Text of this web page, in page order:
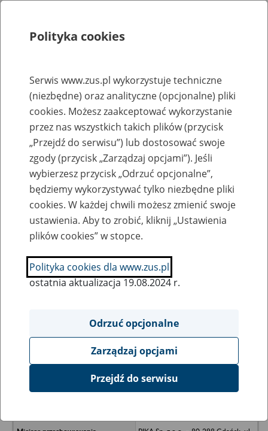
Rejestry, ewidencje i archiwa
Baza zlikwidowanych lub
przekształconych zakładów pracy
Nazwa zakładu pracy:
SZUKAJ
Ukryj wszystkie pozycje bazy
AGMOR Agencja Promocji Kadr
Polityka cookies
Serwis www.zus.pl wykorzystuje techniczne
(niezbędne) oraz analityczne (opcjonalne) pliki
cookies. Możesz zaakceptować wykorzystanie
przez nas wszystkich takich plików (przycisk
„Przejdź do serwisu”) lub dostosować swoje
zgody (przycisk „Zarządzaj opcjami”). Jeśli
wybierzesz przycisk „Odrzuć opcjonalne”,
będziemy wykorzystywać tylko niezbędne pliki
cookies. W każdej chwili możesz zmienić swoje
ustawienia. Aby to zrobić, kliknij „Ustawienia
plików cookies” w stopce.
Polityka cookies dla www.zus.pl
ostatnia aktualizacja 19.08.2024 r.
Odrzuć opcjonalne
Zarządzaj opcjami
Przejdź do serwisu